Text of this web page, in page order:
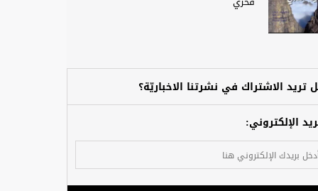
تريد الاشتراك في نشرتنا الاخباريّة؟
الإلكتروني: